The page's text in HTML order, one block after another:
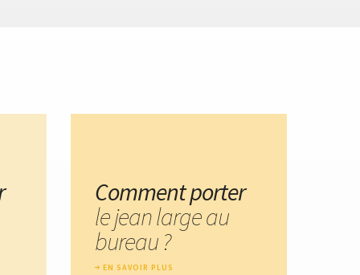
Comment porter
le jean large au
bureau ?
EN SAVOIR PLUS